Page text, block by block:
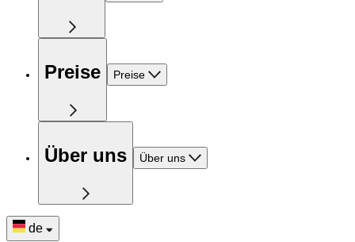
Preise Preise
Über uns Über uns
de